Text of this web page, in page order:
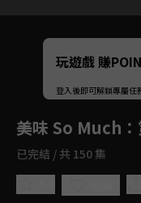
Unmute
如有不便請
玩遊戲 賺
登入後即可解鎖專屬任
美味 So Much
已完結 / 共 150 集